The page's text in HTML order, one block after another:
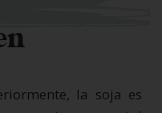
la soja es